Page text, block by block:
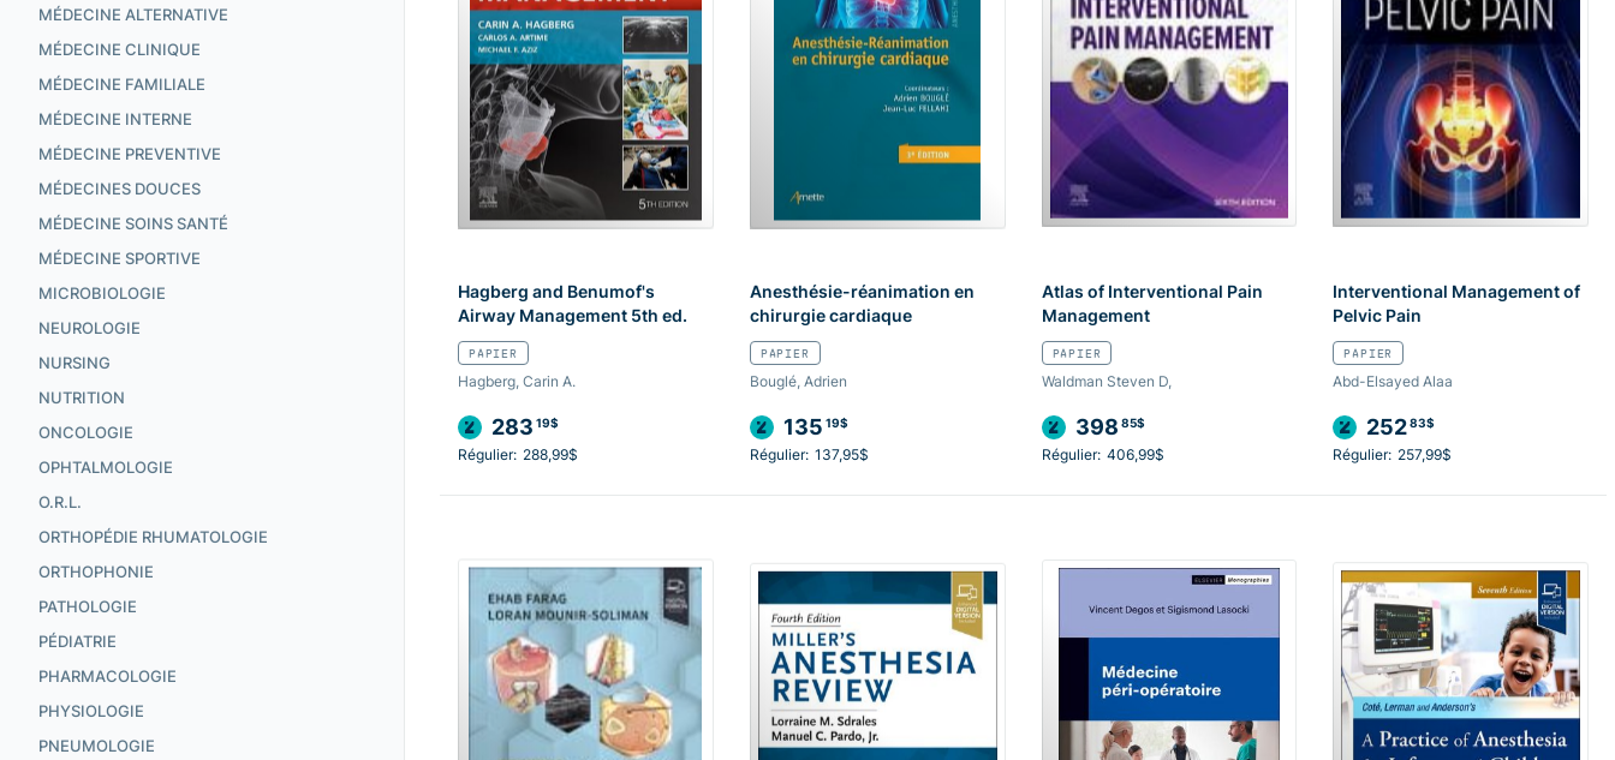
MÉDECINE ALTERNATIVE
MÉDECINE CLINIQUE
MÉDECINE FAMILIALE
MÉDECINE INTERNE
MÉDECINE PREVENTIVE
MÉDECINES DOUCES
MÉDECINE SOINS SANTÉ
MÉDECINE SPORTIVE
MICROBIOLOGIE
NEUROLOGIE
NURSING
NUTRITION
ONCOLOGIE
OPHTALMOLOGIE
O.R.L.
ORTHOPÉDIE RHUMATOLOGIE
ORTHOPHONIE
PATHOLOGIE
PÉDIATRIE
PHARMACOLOGIE
PHYSIOLOGIE
PNEUMOLOGIE
Hagberg and Benumof's
Airway Management 5th ed.
PAPIER
Hagberg, Carin A.
283 19$
Régulier: 288,99$
Anesthésie-réanimation en
chirurgie cardiaque
PAPIER
Bouglé, Adrien
135 19$
Régulier: 137,95$
Atlas of Interventional Pain
Management
PAPIER
Waldman Steven D,
398 85$
Régulier: 406,99$
Interventional Management of
Pelvic Pain
PAPIER
Abd-Elsayed Alaa
25283$
Régulier: 257,99$